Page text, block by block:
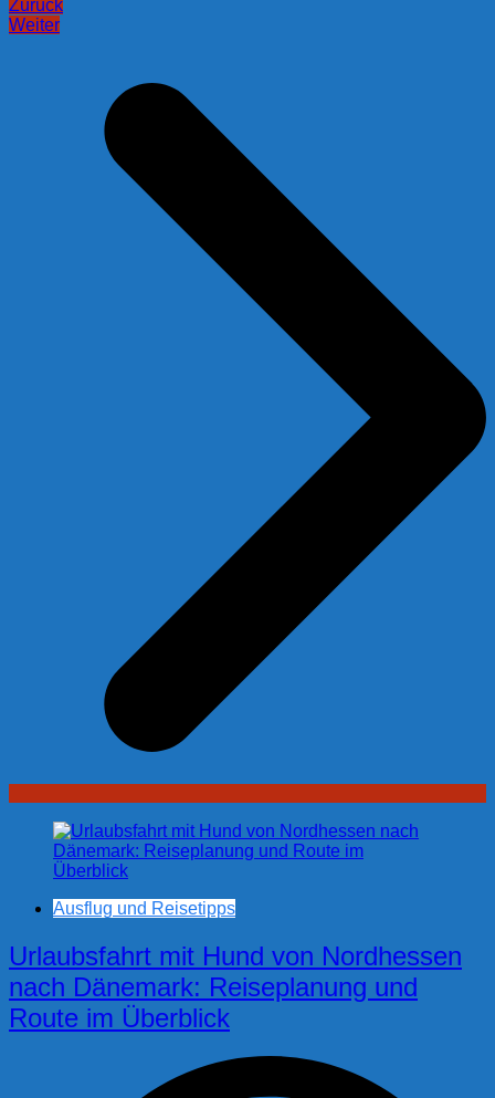
Zurück
Weiter
Ausflug und Reisetipps
Urlaubsfahrt mit Hund von Nordhessen
nach Dänemark: Reiseplanung und
Route im Überblick